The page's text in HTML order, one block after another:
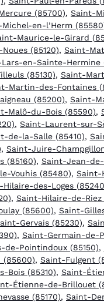
(85700), Saint-
en-l’Herm
Maurice-le-Girard
(85120), Saint-
en-Sainte-Hermine
(85130), Saint-
Martin-des-Fontaines
(85200), Saint-
Malô-du-Bois (85590),
, Saint-Laurent-sur-
de-la-Salle (85410),
, Saint-Juire-
(85160), Saint-Jean-de-
Vouhis (85480), Saint-
Hilaire-des-Loges
, Saint-Hilaire-de-Riez
(85600), Saint-
Gervais (85230),
, Saint-Germain-de-
de-Pointindoux (85150),
(85600), Saint-Fulgent
Bois (85310), Saint-
Étienne-de-Brillouet
(85170), Saint-